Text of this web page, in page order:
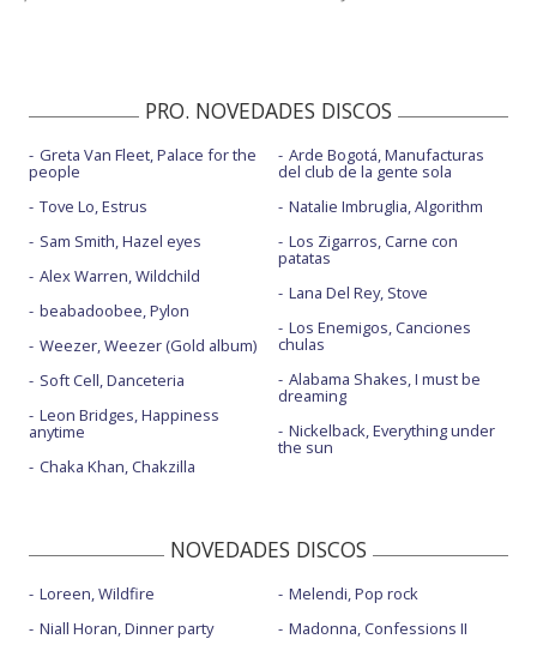
PRO. NOVEDADES DISCOS
Greta Van Fleet, Palace for the
people
Tove Lo, Estrus
Sam Smith, Hazel eyes
Alex Warren, Wildchild
beabadoobee, Pylon
Weezer, Weezer (Gold album)
Soft Cell, Danceteria
Leon Bridges, Happiness
anytime
Chaka Khan, Chakzilla
Arde Bogotá, Manufacturas
del club de la gente sola
Natalie Imbruglia, Algorithm
Los Zigarros, Carne con
patatas
Lana Del Rey, Stove
Los Enemigos, Canciones
chulas
Alabama Shakes, I must be
dreaming
Nickelback, Everything under
the sun
NOVEDADES DISCOS
Loreen, Wildfire
Niall Horan, Dinner party
Melendi, Pop rock
Madonna, Confessions II